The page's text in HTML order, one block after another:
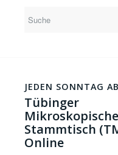
JEDEN SONNTAG
Tübinger
Stammtisch
Online